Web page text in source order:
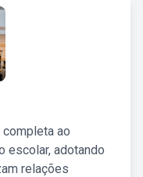
completa ao
escolar, adotando
relações